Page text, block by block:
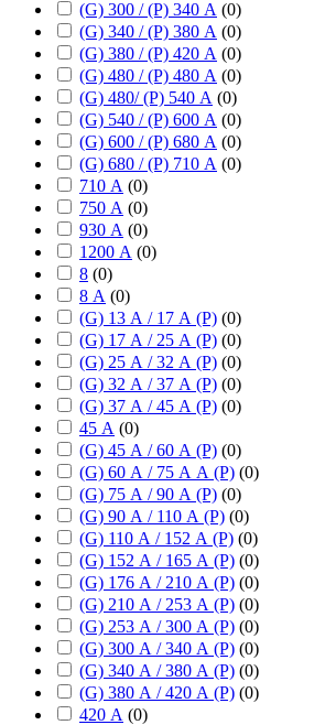
(G) 300 / (P) 340 А (0)
(G) 340 / (P) 380 А (0)
(G) 380 / (P) 420 А (0)
(G) 480 / (P) 480 А (0)
(G) 480/ (P) 540 А (0)
(G) 540 / (P) 600 А (0)
(G) 600 / (P) 680 А (0)
(G) 680 / (P) 710 А (0)
710 А (0)
750 А (0)
930 А (0)
1200 А (0)
8 (0)
8 А (0)
(G) 13 А / 17 А (P) (0)
(G) 17 А / 25 А (P) (0)
(G) 25 А / 32 А (P) (0)
(G) 32 А / 37 А (P) (0)
(G) 37 А / 45 А (P) (0)
45 А (0)
(G) 45 А / 60 А (P) (0)
(G) 60 А / 75 А А (P) (0)
(G) 75 А / 90 А (P) (0)
(G) 90 А / 110 А (P) (0)
(G) 110 А / 152 А (P) (0)
(G) 152 А / 165 А (P) (0)
(G) 176 А / 210 А (P) (0)
(G) 210 А / 253 А (P) (0)
(G) 253 А / 300 А (P) (0)
(G) 300 А / 340 А (P) (0)
(G) 340 А / 380 А (P) (0)
(G) 380 А / 420 А (P) (0)
420 А (0)